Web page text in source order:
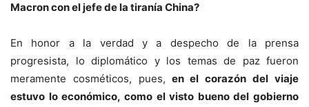
Macron con el jefe de la tiranía China?
En honor a la verdad y a despecho de la prensa
progresista, lo diplomático y los temas de paz fueron
meramente cosméticos, pues, en el corazón del viaje
estuvo lo económico, como el visto bueno del gobierno